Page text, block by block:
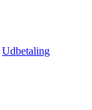
Udbetaling